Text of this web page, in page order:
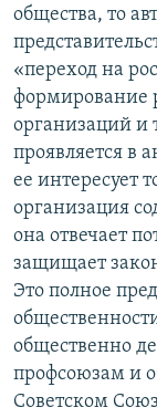
общества, то
«переход на
формирование
организаций и
проявляется в
ее интересует
организация
она отвечает
защищает
Это полное
общественно
профсоюзам и
Советском